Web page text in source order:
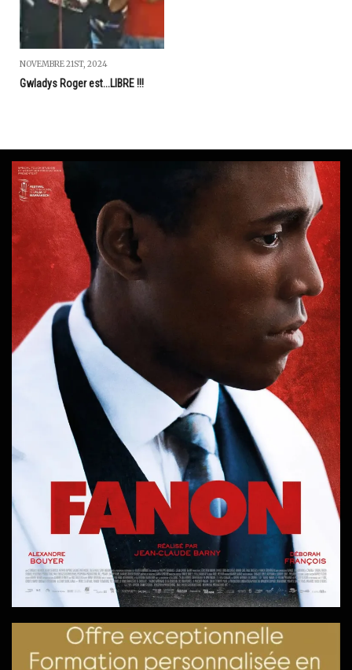
NOVEMBRE 21ST, 2024
Gwladys Roger est...LIBRE !!!